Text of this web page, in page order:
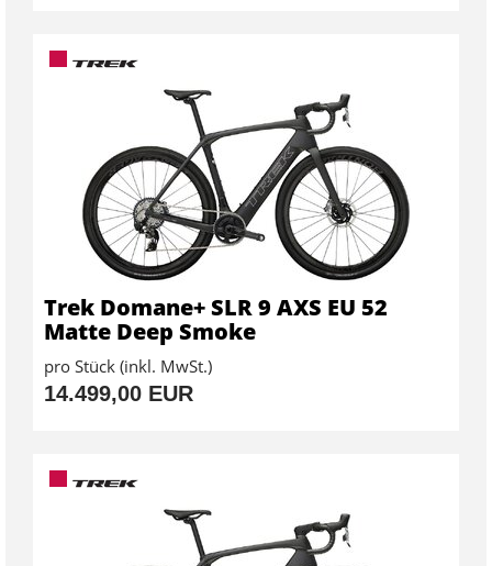
Trek Domane+ SLR 9 AXS EU 52
Matte Deep Smoke
pro Stück (inkl. MwSt.)
14.499,00 EUR